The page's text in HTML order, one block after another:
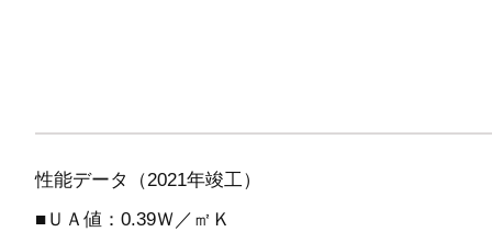
性能データ（2021年竣工）
■ＵＡ値：0.39Ｗ／㎡Ｋ